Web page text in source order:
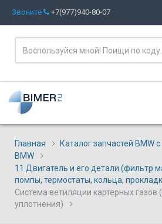
Звоните +7(977)940-80-07
Главная Каталог запчастей BMW
BMW
11 Двигатель и его детали (фильтр
помпы, термостаты, кольца,
Система ветиляции картерных газов
уплотнения)